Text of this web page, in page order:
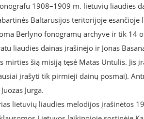
1908–1909 m. lietuvių liaudies
Baltarusijos teritorijoje esančioje
Berlyno fonogramų archyve ir tik 14
liaudies dainas įrašinėjo ir Jonas
šią misiją tęsė Matas Untulis. Jis
įrašyti tik pirmieji dainų posmai).
Jurga.
lietuvių liaudies melodijos įrašinėtos